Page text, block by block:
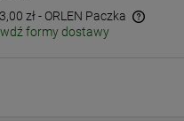
zł - ORLEN Paczka
formy dostawy